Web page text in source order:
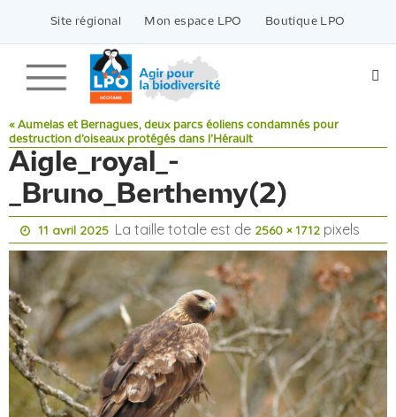
contenu
Site régional Mon espace LPO Boutique LPO
« Aumelas et Bernagues, deux parcs éoliens condamnés pour
destruction d’oiseaux protégés dans l’Hérault
Aigle_royal_-
_Bruno_Berthemy(2)
11 avril 2025 La taille totale est de 2560 × 1712 pixels